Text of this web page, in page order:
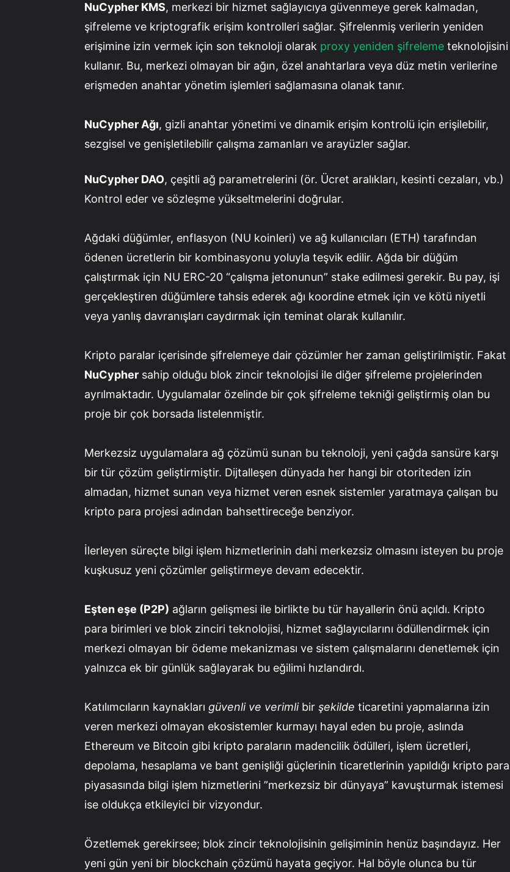
NuCypher KMS, merkezi bir hizmet sağlayıcıya güvenmeye gerek kalmadan,
şifreleme ve kriptografik erişim kontrolleri sağlar. Şifrelenmiş verilerin yeniden
erişimine izin vermek için son teknoloji olarak proxy yeniden şifreleme teknolojisini
kullanır. Bu, merkezi olmayan bir ağın, özel anahtarlara veya düz metin verilerine
erişmeden anahtar yönetim işlemleri sağlamasına olanak tanır.
NuCypher Ağı, gizli anahtar yönetimi ve dinamik erişim kontrolü için erişilebilir,
sezgisel ve genişletilebilir çalışma zamanları ve arayüzler sağlar.
NuCypher DAO, çeşitli ağ parametrelerini (ör. Ücret aralıkları, kesinti cezaları, vb.)
Kontrol eder ve sözleşme yükseltmelerini doğrular.
Ağdaki düğümler, enflasyon (NU koinleri) ve ağ kullanıcıları (ETH) tarafından
ödenen ücretlerin bir kombinasyonu yoluyla teşvik edilir. Ağda bir düğüm
çalıştırmak için NU ERC-20 “çalışma jetonunun” stake edilmesi gerekir. Bu pay, işi
gerçekleştiren düğümlere tahsis ederek ağı koordine etmek için ve kötü niyetli
veya yanlış davranışları caydırmak için teminat olarak kullanılır.
Kripto paralar içerisinde şifrelemeye dair çözümler her zaman geliştirilmiştir. Fakat
NuCypher sahip olduğu blok zincir teknolojisi ile diğer şifreleme projelerinden
ayrılmaktadır. Uygulamalar özelinde bir çok şifreleme tekniği geliştirmiş olan bu
proje bir çok borsada listelenmiştir.
Merkezsiz uygulamalara ağ çözümü sunan bu teknoloji, yeni çağda sansüre karşı
bir tür çözüm geliştirmiştir. Dijtalleşen dünyada her hangi bir otoriteden izin
almadan, hizmet sunan veya hizmet veren esnek sistemler yaratmaya çalışan bu
kripto para projesi adından bahsettireceğe benziyor.
İlerleyen süreçte bilgi işlem hizmetlerinin dahi merkezsiz olmasını isteyen bu proje
kuşkusuz yeni çözümler geliştirmeye devam edecektir.
Eşten eşe (P2P) ağların gelişmesi ile birlikte bu tür hayallerin önü açıldı. Kripto
para birimleri ve blok zinciri teknolojisi, hizmet sağlayıcılarını ödüllendirmek için
merkezi olmayan bir ödeme mekanizması ve sistem çalışmalarını denetlemek için
yalnızca ek bir günlük sağlayarak bu eğilimi hızlandırdı.
Katılımcıların kaynakları güvenli ve verimlibir şekilde ticaretini yapmalarına izin
veren merkezi olmayan ekosistemler kurmayı hayal eden bu proje, aslında
Ethereum ve Bitcoin gibi kripto paraların madencilik ödülleri, işlem ücretleri,
depolama, hesaplama ve bant genişliği güçlerinin ticaretlerinin yapıldığı kripto para
piyasasında bilgi işlem hizmetlerini ”merkezsiz bir dünyaya” kavuşturmak istemesi
ise oldukça etkileyici bir vizyondur.
Özetlemek gerekirsee; blok zincir teknolojisinin gelişiminin henüz başındayız. Her
yeni gün yeni bir blockchain çözümü hayata geçiyor. Hal böyle olunca bu tür